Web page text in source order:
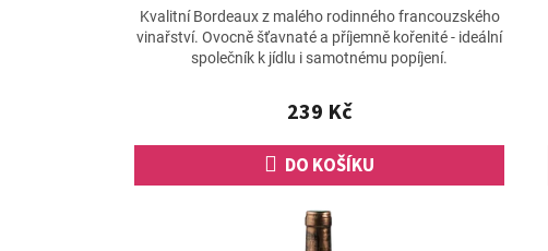
hodnocení
produktu
je
239 Kč
DO KOŠÍKU
Kvalitní Bordeaux z malého rodinného francouzského
vinařství. Ovocně šťavnaté a příjemně kořenité - ideální
společník k jídlu i samotnému popíjení.